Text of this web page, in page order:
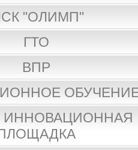
"ОЛИМП"
ГТО
ВПР
ИННОВАЦИОННАЯ